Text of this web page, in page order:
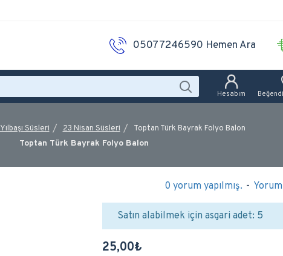
05077246590 Hemen Ara
Hesabım
Yılbaşı Süsleri 23 Nisan Süsleri Toptan Türk Bayrak Folyo Balon
Toptan Türk Bayrak Folyo Balon
0 yorum yapılmış. -
25,00₺
Satın alabilmek için asgari adet: 5